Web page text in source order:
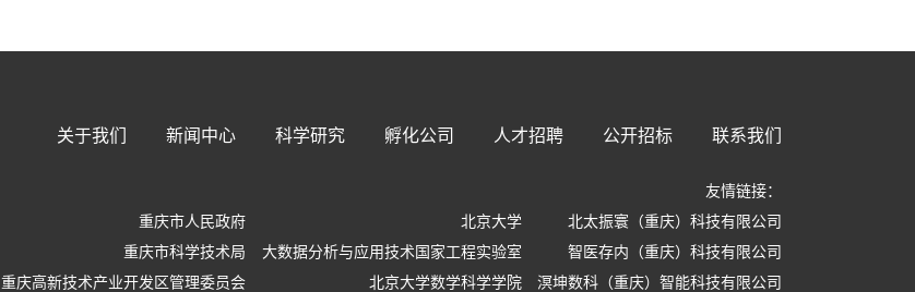
关于我们 新闻中心 科学研究 孵化公司 人才招聘 公开招标 联系我们
友情链接：
重庆市人民政府
重庆市科学技术局
重庆高新技术产业开发区管理委员会
北京大学
大数据分析与应用技术国家工程实验室
北京大学数学科学学院
北太振寰（重庆）科技有限公司
智医存内（重庆）科技有限公司
溟坤数科（重庆）智能科技有限公司